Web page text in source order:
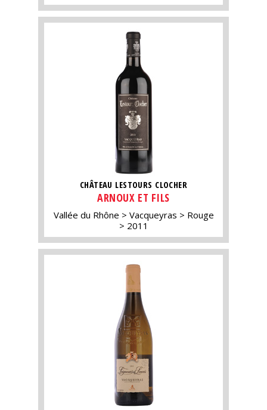
CHÂTEAU LESTOURS CLOCHER
ARNOUX ET FILS
Vallée du Rhône Vacqueyras
Rouge
2011